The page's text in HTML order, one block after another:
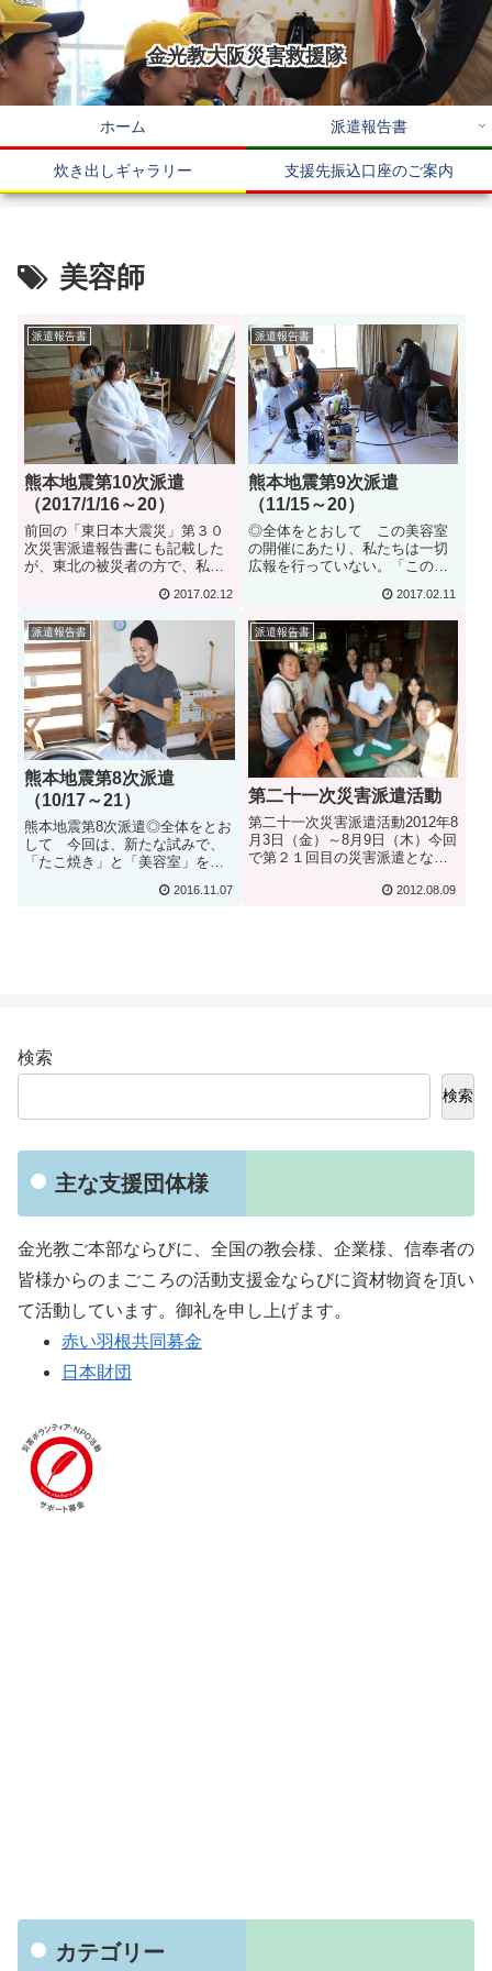
金光教大阪災害救援隊
ホーム 派遣報告書
炊き出しギャラリー 支援先振込口座のご案内
美容師
派遣報告書
熊本地震第10次派遣
（2017/1/16～20）
前回の「東日本大震災」第３０
次災害派遣報告書にも記載した
が、東北の被災者の方で、私た
のBさんという方が今回の第１０
次「熊本地震」災害派遣に志願
され、参加した。当日は、朝か
ら準備を開始したが、ほどなく
して、Tさんと...
2017.02.12
派遣報告書
熊本地震第9次派遣
（11/15～20）
◎全体をとおして この美容室
の開催にあたり、私たちは一切
広報を行っていない。「この度
時点で、被災者の方が自らチラ
シを作成し、よかもんね（益城
町中心部にある地域で一番のス
ーパーマーケット）、セブンイ
レブン（コンビニ...
2017.02.11
派遣報告書
熊本地震第8次派遣
（10/17～21）
熊本地震第8次派遣◎全体をとお
して 今回は、新たな試みで、
「たこ焼き」と「美容室」を行
会の湯川先生にお願いして快く
2016.11.07
派遣報告書
第二十一次災害派遣活動
第二十一次災害派遣活動2012年8
月3日（金）～8月9日（木）今回
で第２１回目の災害派遣とな
ところあと１回となった。今回
2012.08.09
検索
検索
主な支援団体様
金光教ご本部ならびに、全国の教会様、企業様、信奉者の
皆様からのまごころの活動支援金ならびに資材物資を頂い
て活動しています。御礼を申し上げます。
赤い羽根共同募金
日本財団
カテゴリー